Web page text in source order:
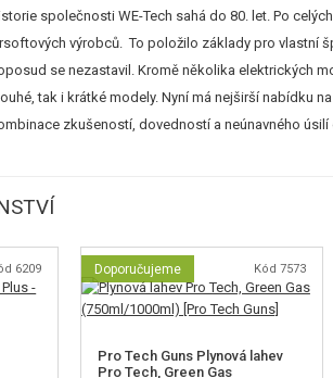
společnosti WE-Tech sahá do 80. let. Po
výrobců. To položilo základy pro vlastní
se nezastavil. Kromě několika elektrických
tak i krátké modely. Nyní má nejširší nabídku
zkušeností, dovedností a neúnavného
6209 Doporučujeme Kód 7573
Pro Tech Guns Plynová lahev
Pro Tech, Green Gas